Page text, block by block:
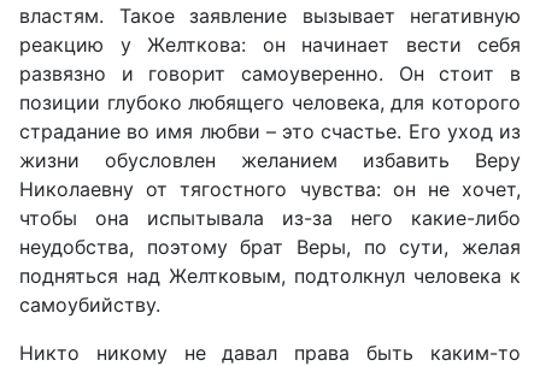
властям. Такое заявление вызывает негативную
реакцию у Желткова: он начинает вести себя
развязно и говорит самоуверенно. Он стоит в
позиции глубоко любящего человека, для которого
страдание во имя любви – это счастье. Его уход из
жизни обусловлен желанием избавить Веру
Николаевну от тягостного чувства: он не хочет,
чтобы она испытывала из-за него какие-либо
неудобства, поэтому брат Веры, по сути, желая
подняться над Желтковым, подтолкнул человека к
самоубийству.
Никто никому не давал права быть каким-то